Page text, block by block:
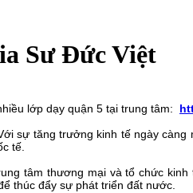
Sư Đức Việt
lớp dạy quận 5 tại trung tâm:
sự tăng trưởng kinh tế ngày
tế.
tâm thương mại và tổ chức
thúc đẩy sự phát triển đất nước.